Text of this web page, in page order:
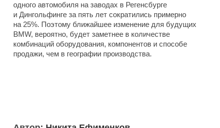
одного автомобиля на заводах в Регенсбурге
и Дингольфинге за пять лет сократились примерно
на 25%. Поэтому ближайшее изменение для будущих
BMW, вероятно, будет заметнее в количестве
комбинаций оборудования, компонентов и способе
продажи, чем в географии производства.